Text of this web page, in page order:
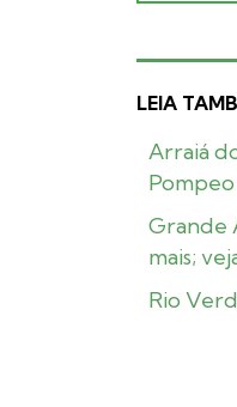
LEIA
Arraiá
Pompeo
Grande
mais;
Rio